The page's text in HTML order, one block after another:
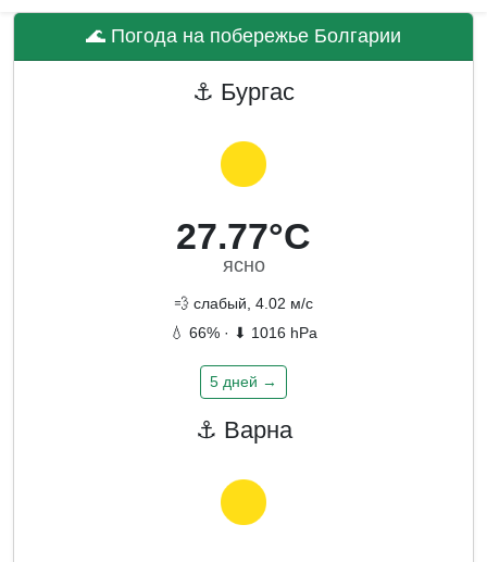
🌊 Погода на побережье Болгарии
⚓ Бургас
27.77°C
ясно
💨 слабый, 4.02 м/с
💧 66% · ⬇ 1016 hPa
5 дней →
⚓ Варна